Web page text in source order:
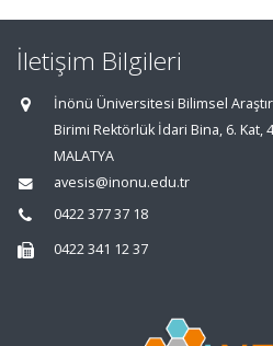
İletişim Bilgileri
İnönü Üniversitesi Bilimsel
Birimi Rektörlük İdari Bina, 6. Kat,
MALATYA
avesis@inonu.edu.tr
0422 377 37 18
0422 341 12 37